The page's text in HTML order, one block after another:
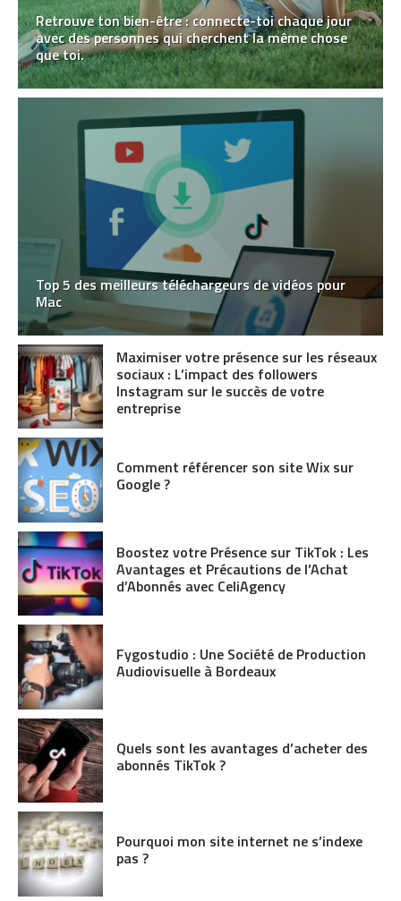
Retrouve ton bien-être : connecte-toi chaque jour
avec des personnes qui cherchent la même chose
que toi.
Top 5 des meilleurs téléchargeurs de vidéos pour
Mac
Maximiser votre présence sur les réseaux
sociaux : L’impact des followers
Instagram sur le succès de votre
entreprise
Comment référencer son site Wix sur
Google ?
Boostez votre Présence sur TikTok : Les
Avantages et Précautions de l’Achat
d’Abonnés avec CeliAgency
Fygostudio : Une Société de Production
Audiovisuelle à Bordeaux
Quels sont les avantages d’acheter des
abonnés TikTok ?
Pourquoi mon site internet ne s’indexe
pas ?